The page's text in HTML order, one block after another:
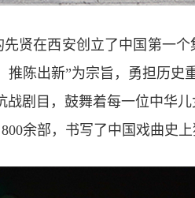
在西安创立了中国第一个
陈出新”为宗旨，勇担历史
剧目，鼓舞着每一位中华
余部，书写了中国戏曲史上